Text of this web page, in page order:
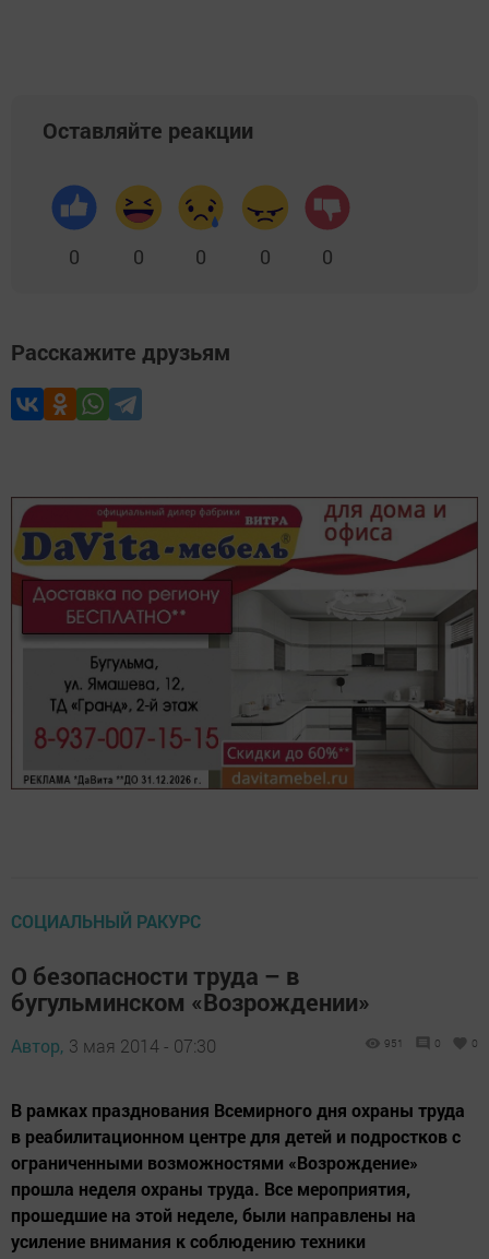
Оставляйте реакции
0 0 0 0 0
Расскажите друзьям
СОЦИАЛЬНЫЙ РАКУРС
О безопасности труда – в
бугульминском «Возрождении»
Автор, 3 мая 2014 - 07:30 951 0 0
В рамках празднования Всемирного дня охраны труда
в реабилитационном центре для детей и подростков с
ограниченными возможностями «Возрождение»
прошла неделя охраны труда. Все мероприятия,
прошедшие на этой неделе, были направлены на
усиление внимания к соблюдению техники